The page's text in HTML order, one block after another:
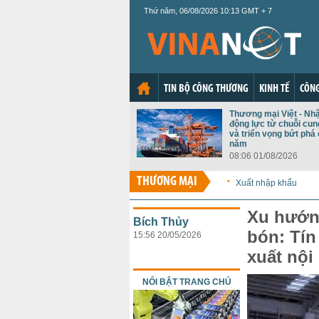
Thứ năm, 06/08/2026 10:13 GMT + 7
TIN BỘ CÔNG THƯƠNG KINH TẾ
Thương mại Việt -
động lực từ chuỗi
và triển vọng bứt phá
năm
08:06 01/08/2026
THƯƠNG MẠI Xuất nhập khẩu
Xu
bón:
xuất nội
Bích Thủy
15:56 20/05/2026
NỔI BẬT TRANG CHỦ